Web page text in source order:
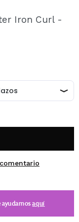
podrás realizar
de tus
Iron Curl -
ayudamosaquí